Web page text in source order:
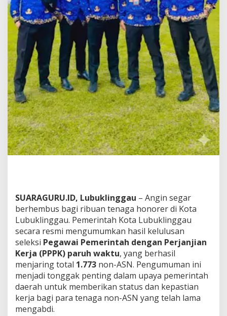
e
b
i
T
e
n
a
g
a
H
o
n
o
r
e
r
k
l
i
n
g
g
a
u
L
u
l
u
SUARAGURU.ID, Lubuklinggau – Angin segar
berhembus bagi ribuan tenaga honorer di Kota
Lubuklinggau. Pemerintah Kota Lubuklinggau
secara resmi mengumumkan hasil kelulusan
seleksi Pegawai Pemerintah dengan Perjanjian
Kerja (PPPK) paruh waktu, yang berhasil
menjaring total 1.773 non-ASN. Pengumuman ini
menjadi tonggak penting dalam upaya pemerintah
daerah untuk memberikan status dan kepastian
kerja bagi para tenaga non-ASN yang telah lama
mengabdi.